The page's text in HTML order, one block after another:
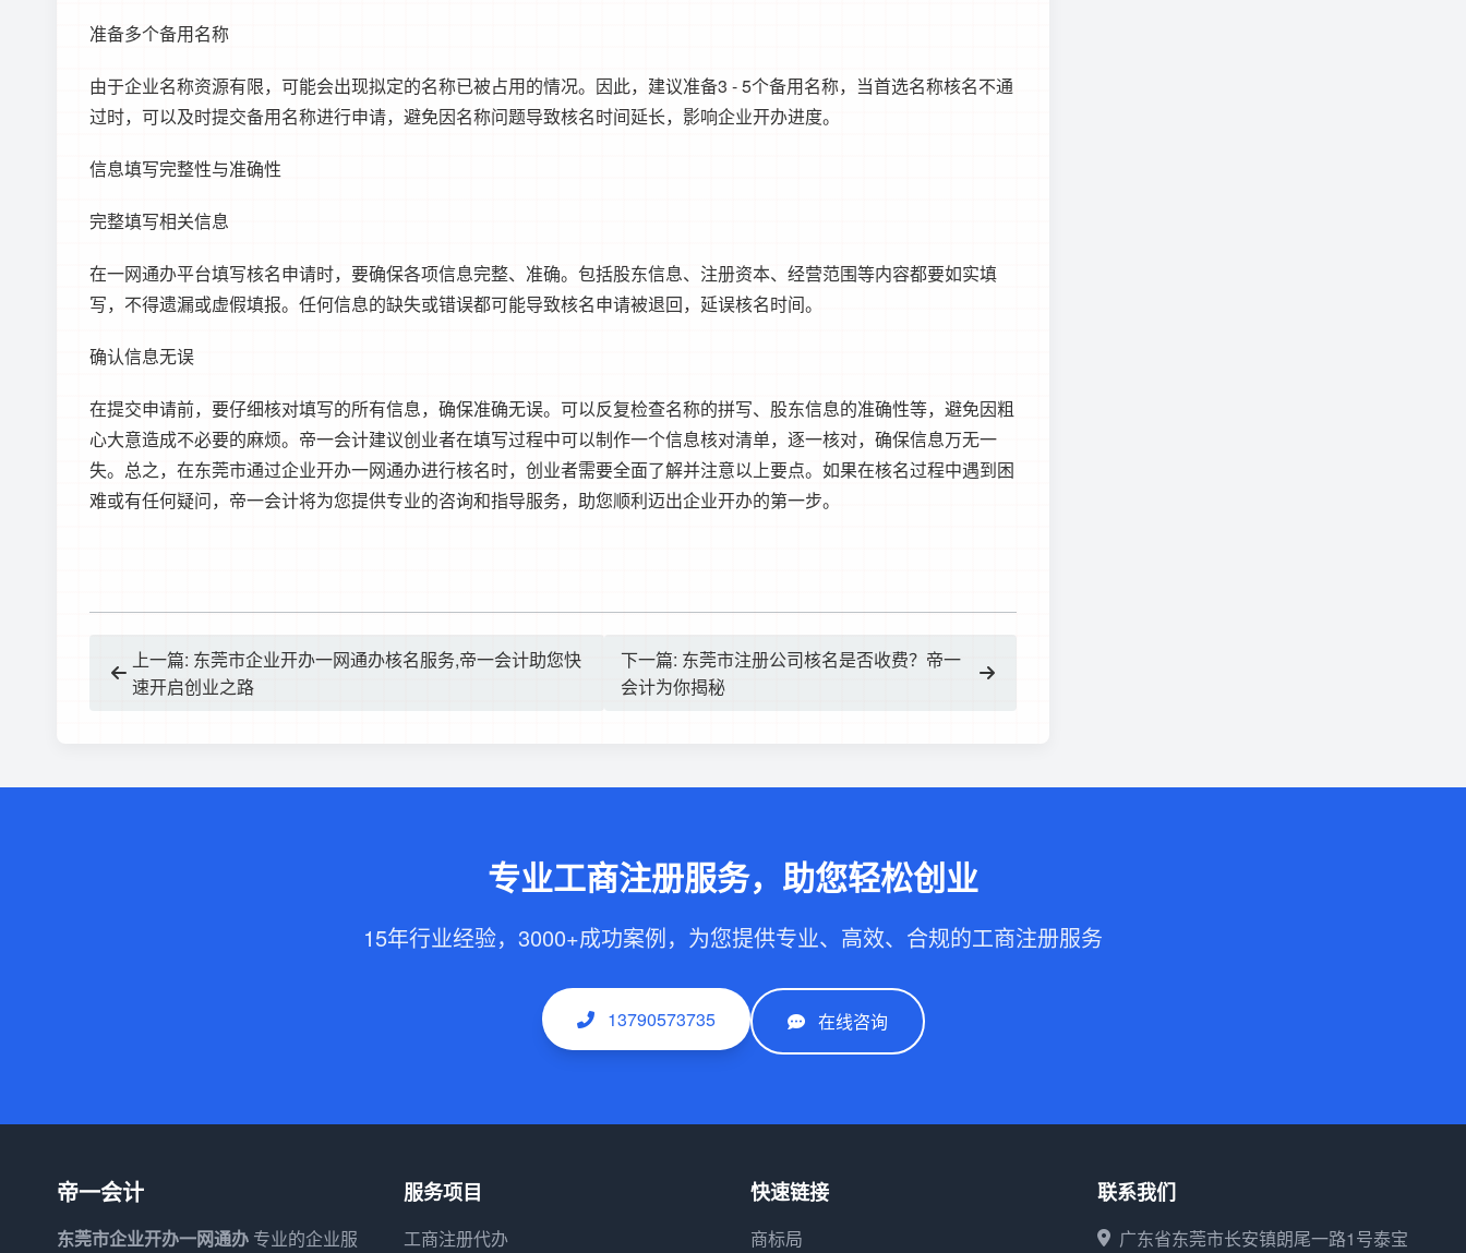
准备多个备用名称
由于企业名称资源有限，可能会出现拟定的名称已被占用的情况。因此，建议准备3 - 5个备用名称，当首选名称核名不通
过时，可以及时提交备用名称进行申请，避免因名称问题导致核名时间延长，影响企业开办进度。
信息填写完整性与准确性
完整填写相关信息
在一网通办平台填写核名申请时，要确保各项信息完整、准确。包括股东信息、注册资本、经营范围等内容都要如实填
写，不得遗漏或虚假填报。任何信息的缺失或错误都可能导致核名申请被退回，延误核名时间。
确认信息无误
在提交申请前，要仔细核对填写的所有信息，确保准确无误。可以反复检查名称的拼写、股东信息的准确性等，避免因粗
心大意造成不必要的麻烦。帝一会计建议创业者在填写过程中可以制作一个信息核对清单，逐一核对，确保信息万无一
失。总之，在东莞市通过企业开办一网通办进行核名时，创业者需要全面了解并注意以上要点。如果在核名过程中遇到困
难或有任何疑问，帝一会计将为您提供专业的咨询和指导服务，助您顺利迈出企业开办的第一步。
上一篇: 东莞市企业开办一网通办核名服务,帝一会计助您快
速开启创业之路
下一篇: 东莞市注册公司核名是否收费？帝一
会计为你揭秘
专业工商注册服务，助您轻松创业
15年行业经验，3000+成功案例，为您提供专业、高效、合规的工商注册服务
13790573735 在线咨询
帝一会计
东莞市企业开办一网通办 专业的企业服
服务项目
工商注册代办
快速链接
商标局
联系我们
广东省东莞市长安镇朗尾一路1号泰宝